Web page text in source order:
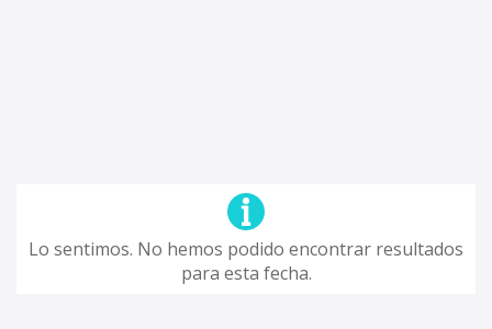
Lo sentimos. No hemos podido encontrar resultados
para esta fecha.